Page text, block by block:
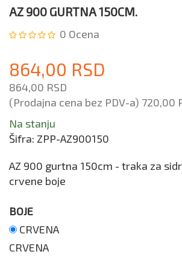
AZ 900 GURTNA 150CM.
0 Ocena
864,00 RSD
864,00 RSD
(Prodajna cena bez PDV-a) 720,00
Na stanju
Šifra: ZPP-AZ900150
AZ 900 gurtna 150cm - traka za
crvene boje
BOJE
CRVENA
CRVENA